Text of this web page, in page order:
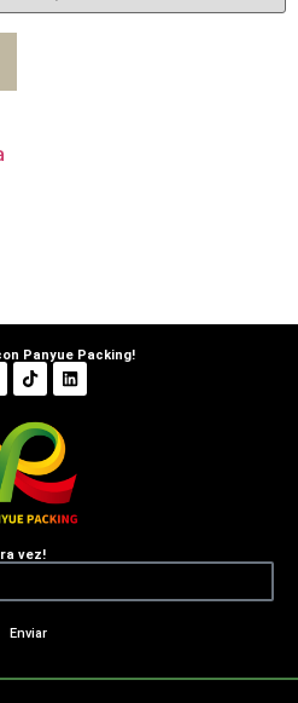
Panyue Packing!
vez!
Enviar